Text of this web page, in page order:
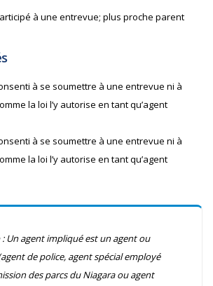
à une entrevue; plus proche parent
à se soumettre à une entrevue ni à
la loi l’y autorise en tant qu’agent
à se soumettre à une entrevue ni à
la loi l’y autorise en tant qu’agent
: Un agent impliqué est un agent ou
de police, agent spécial employé
des parcs du Niagara ou agent